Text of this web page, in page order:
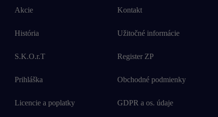
Akcie
História
S.K.O.r.T
Prihláška
Licencie a poplatky
Kontakt
Užitočné informácie
Register ZP
Obchodné podmienky
GDPR a os. údaje